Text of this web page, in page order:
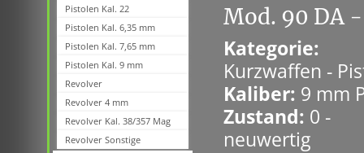
Pistolen Kal. 22
Pistolen Kal. 6,35 mm
Pistolen Kal. 7,65 mm
Pistolen Kal. 9 mm
Revolver
Revolver 4 mm
Revolver Kal. 38/357 Mag
Revolver Sonstige
Mod. 90 DA
Kategorie:
Kurzwaffen -
Kaliber: 9 mm
Zustand: 0 -
neuwertig